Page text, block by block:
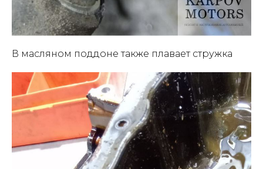
В масляном поддоне также плавает стружка